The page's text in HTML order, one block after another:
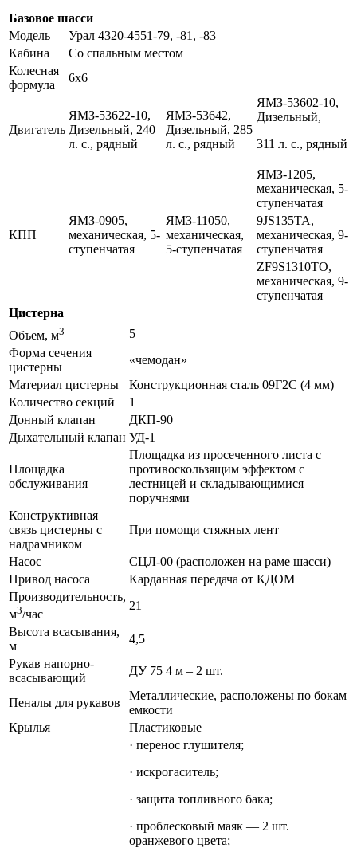
Базовое шасси
Модель
Урал 4320-4551-79, -81, -83
Кабина
Со спальным местом
Колесная
формула
6х6
Двигатель
ЯМЗ-53622-10,
Дизельный, 240
л. с., рядный
ЯМЗ-53642,
Дизельный, 285
л. с., рядный
ЯМЗ-53602-10,
Дизельный,
311 л. с., рядный
КПП
ЯМЗ-0905,
механическая, 5-
ступенчатая
ЯМЗ-11050,
механическая,
5-ступенчатая
ЯМЗ-1205,
механическая, 5-
ступенчатая
9JS135TA,
механическая, 9-
ступенчатая
ZF9S1310TO,
механическая, 9-
ступенчатая
Цистерна
Объем, м3
5
Форма сечения
цистерны
«чемодан»
Материал цистерны
Конструкционная сталь 09Г2С (4 мм)
Количество секций
1
Донный клапан
ДКП-90
Дыхательный клапан УД-1
Площадка
обслуживания
Площадка из просеченного листа с
противоскользящим эффектом с
лестницей и складывающимися
поручнями
Конструктивная
связь цистерны с
надрамником
При помощи стяжных лент
Насос
СЦЛ-00 (расположен на раме шасси)
Привод насоса
Карданная передача от КДОМ
Производительность,
м3/час
21
Высота всасывания,
м
4,5
Рукав напорно-
всасывающий
ДУ 75 4 м – 2 шт.
Пеналы для рукавов
Металлические, расположены по бокам
емкости
Крылья
Пластиковые
· перенос глушителя;
· искрогаситель;
· защита топливного бака;
· проблесковый маяк — 2 шт.
оранжевого цвета;